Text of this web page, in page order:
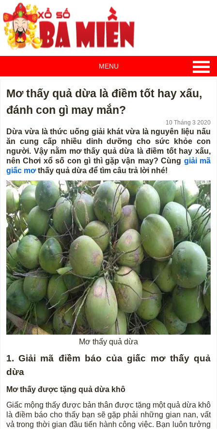
MENU
Mơ thấy quả dừa là điềm tốt hay xấu,
đánh con gì may mắn?
10 Tháng 3 2020
Dừa vừa là thức uống giải khát vừa là nguyên liệu nấu
ăn cung cấp nhiều dinh dưỡng cho sức khỏe con
người. Vậy nằm mơ thấy quả dừa là điềm tốt hay xấu,
nên Chơi xổ số con gì thì gặp vận may? Cùng giải mã
giấc mơthấy quả dừa để tìm câu trả lời nhé!
Mơ thấy quả dừa
1. Giải mã điềm báo của giấc mơ thấy quả
dừa
Mơ thấy được tặng quả dừa khô
Giấc mộng thấy được bản thân được tặng một quả dừa khô
là điềm báo cho thấy bạn sẽ gặp phải những gian nan, vất
vả trong thời gian đầu tiến hành công việc. Bạn luôn tưởng